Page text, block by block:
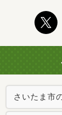
さいたま市